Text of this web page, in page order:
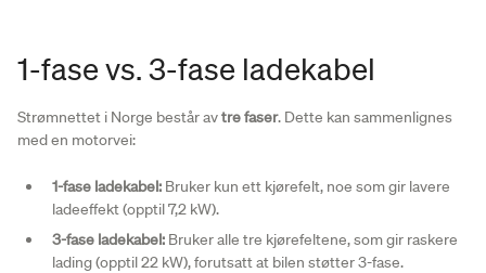
1-fase vs. 3-fase ladekabel
Strømnettet i Norge består avtre faser. Dette kan sammenlignes
med en motorvei:
1-fase ladekabel:Bruker kun ett kjørefelt, noe som gir lavere
ladeeffekt (opptil 7,2 kW).
3-fase ladekabel:Bruker alle tre kjørefeltene, som gir raskere
lading (opptil 22 kW), forutsatt at bilen støtter 3-fase.